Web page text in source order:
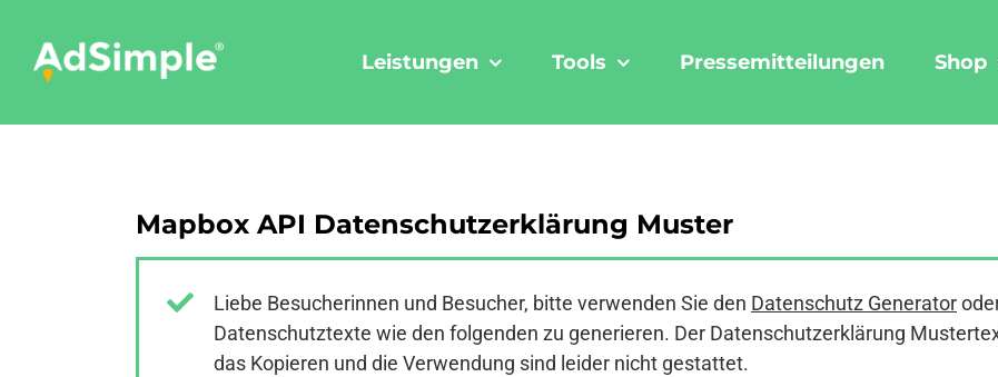
content
Leistungen Tools Pressemitteilungen Shop
Mapbox API Datenschutzerklärung Muster
Liebe Besucherinnen und Besucher, bitte verwenden Sie den Datenschutz Generator
Datenschutztexte wie den folgenden zu generieren. Der Datenschutzerklärung
das Kopieren und die Verwendung sind leider nicht gestattet.